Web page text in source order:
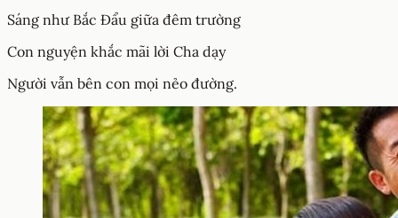
Sáng như Bắc Đẩu giữa đêm trường
Con nguyện khắc mãi lời Cha dạy
Người vẫn bên con mọi nẻo đường.